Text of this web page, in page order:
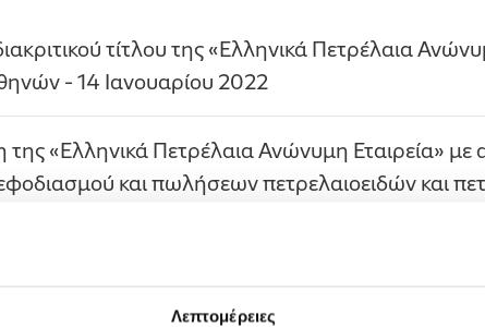
Λεπτομέρειες
τίτλου της «Ελληνικά Πετρέλαια
- 14 Ιανουαρίου 2022
«Ελληνικά Πετρέλαια Ανώνυμη Εταιρεία» με
και πωλήσεων πετρελαιοειδών και
ΕΓΣ 10.12.21